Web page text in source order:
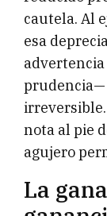
cautela. Al
esa
prudencia—
nota al pie
agujero
La